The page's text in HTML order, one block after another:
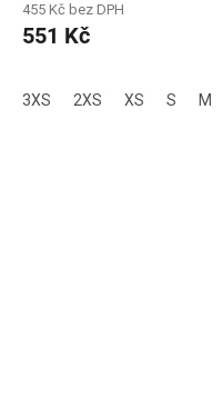
455 Kč bez DPH
551 Kč
3XS 2XS XS S M